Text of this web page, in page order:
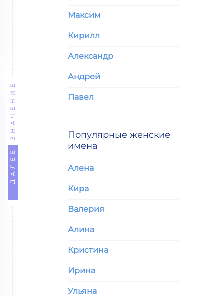
← ДАЛЕЕ
ЗНАЧЕНИЕ
Максим
Кирилл
Александр
Андрей
Павел
Популярные женские
имена
Алена
Кира
Валерия
Алина
Кристина
Ирина
Ульяна